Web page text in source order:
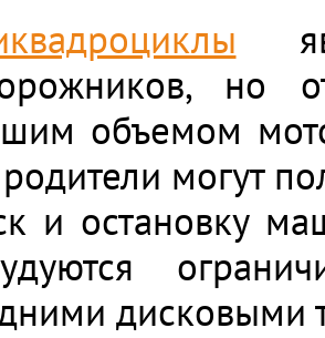
но
объемом
могут
и остановку
дисковыми